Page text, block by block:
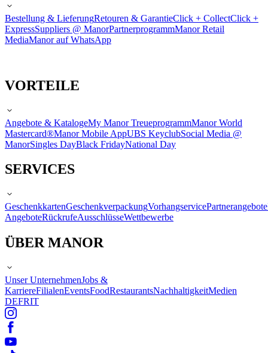
Bestellung & LieferungRetouren & GarantieClick + CollectClick +
ExpressSuppliers @ ManorPartnerprogrammManor Retail
MediaManor auf WhatsApp
VORTEILE
Angebote & KatalogeMy Manor TreueprogrammManor World
Mastercard®Manor Mobile AppUBS KeyclubSocial Media @
ManorSingles DayBlack FridayNational Day
SERVICES
GeschenkkartenGeschenkverpackungVorhangservicePartnerangebote
AngeboteRückrufeAusschlüsseWettbewerbe
ÜBER MANOR
Unser UnternehmenJobs &
KarriereFilialenEventsFoodRestaurantsNachhaltigkeitMedien
DEFRIT